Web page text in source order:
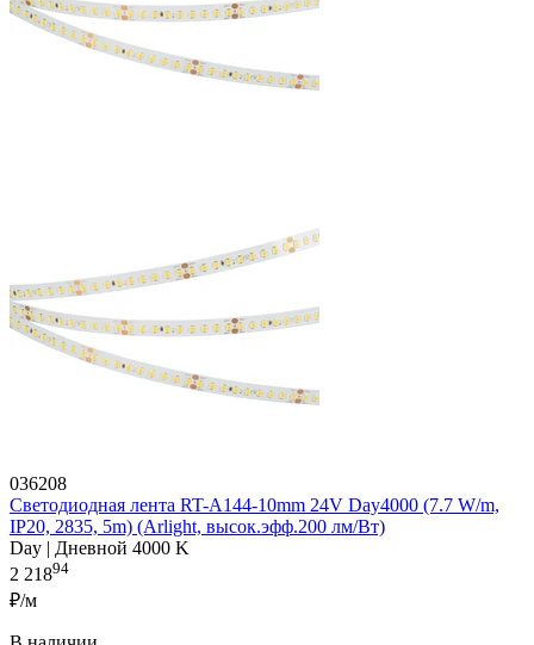
036208
Светодиодная лента RT-A144-10mm 24V Day4000 (7.7 W/m,
IP20, 2835, 5m) (Arlight, высок.эфф.200 лм/Вт)
Day | Дневной 4000 K
2 21894
₽/м